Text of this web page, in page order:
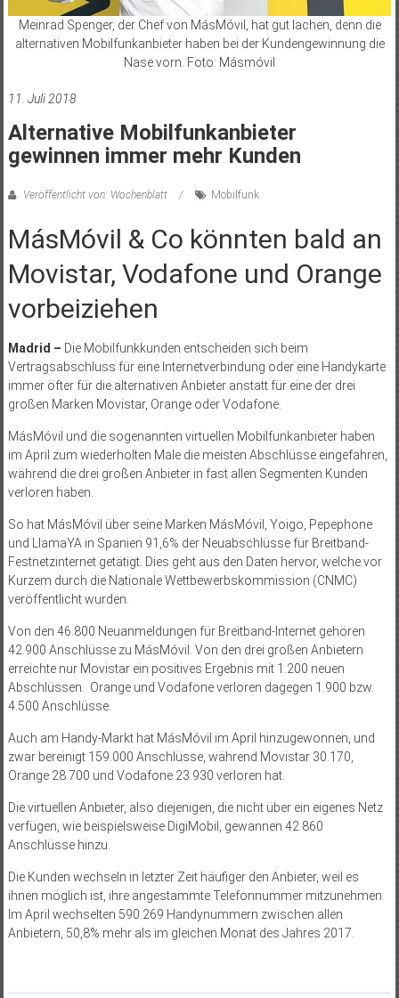
Meinrad Spenger, der Chef von MásMóvil, hat gut lachen, denn die
alternativen Mobilfunk­anbieter haben bei der Kundengewinnung die
Nase vorn. Foto: Másmóvil
11. Juli 2018
Alternative Mobilfunkanbieter
gewinnen immer mehr Kunden
Veröffentlicht von: Wochenblatt Mobilfunk
MásMóvil & Co könnten bald an
Movistar, Vodafone und Orange
vorbeiziehen
Madrid – Die Mobilfunkkunden entscheiden sich beim
Vertragsabschluss für eine Internetverbindung oder eine Handy­karte
immer öfter für die alternativen Anbieter anstatt für eine der drei
großen Marken Movistar, Orange oder Vodafone.
MásMóvil und die sogenannten virtuellen Mobilfunk­anbieter haben
im April zum wiederholten Male die meisten Abschlüsse eingefahren,
während die drei großen Anbieter in fast allen Segmenten Kunden
verloren haben.
So hat MásMóvil über seine Marken MásMóvil, Yoigo, Pepephone
und LlamaYA in Spanien 91,6% der Neuabschlüsse für Breitband-
Festnetzinternet getätigt. Dies geht aus den Daten hervor, welche vor
Kurzem durch die Nationale Wettbewerbskommission (CNMC)
veröffentlicht wurden.
Von den 46.800 Neuanmeldungen für Breitband-Internet gehören
42.900 Anschlüsse zu MásMóvil. Von den drei großen Anbietern
erreichte nur Movistar ein positives Ergebnis mit 1.200 neuen
Abschlüssen. Oran­ge und Vodafone verloren dagegen 1.900 bzw.
4.500 Anschlüsse.
Auch am Handy-Markt hat MásMóvil im April hinzugewonnen, und
zwar bereinigt 159.000 Anschlüsse, während Movistar 30.170,
Orange 28.700 und Vodafone 23.930 verloren hat.
Die virtuellen Anbieter, also diejenigen, die nicht über ein eigenes Netz
verfügen, wie beispielsweise DigiMobil, gewannen 42.860
Anschlüsse hinzu.
Die Kunden wechseln in letzter Zeit häufiger den Anbieter, weil es
ihnen möglich ist, ihre angestammte Telefonnummer mitzunehmen.
Im April wechselten 590.269 Handy­nummern zwischen allen
Anbietern, 50,8% mehr als im gleichen Monat des Jahres 2017.